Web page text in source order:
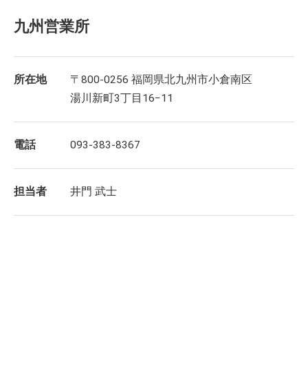
九州営業所
所在地
〒800-0256 福岡県北九州市小倉南区
湯川新町3丁目16−11
電話 093-383-8367
担当者 井門 武士